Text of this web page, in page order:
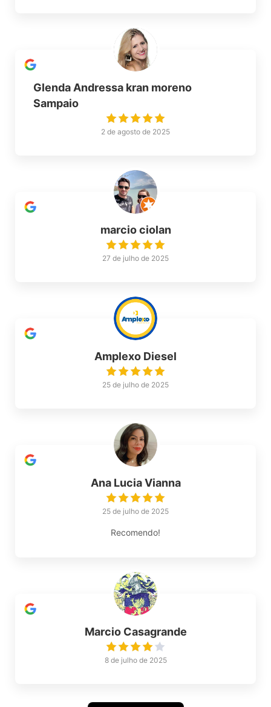
Glenda Andressa kran moreno
Sampaio
2 de agosto de 2025
marcio ciolan
27 de julho de 2025
Amplexo Diesel
25 de julho de 2025
Ana Lucia Vianna
25 de julho de 2025
Recomendo!
Marcio Casagrande
8 de julho de 2025